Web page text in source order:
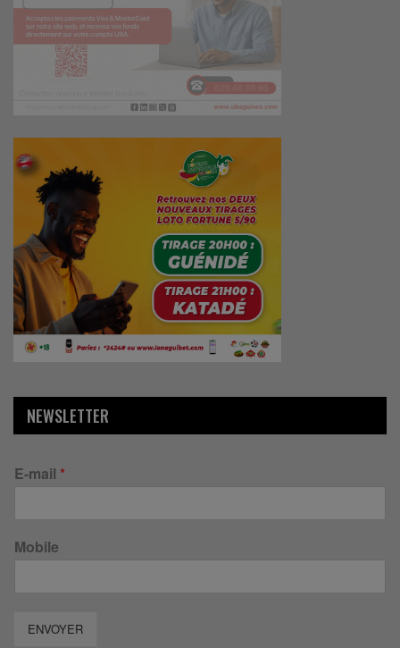
NEWSLETTER
E-mail *
Mobile
ENVOYER